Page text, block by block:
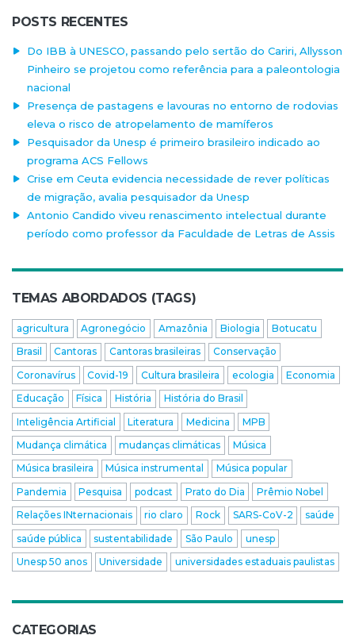
POSTS RECENTES
Do IBB à UNESCO, passando pelo sertão do Cariri, Allysson
Pinheiro se projetou como referência para a paleontologia
nacional
Presença de pastagens e lavouras no entorno de rodovias
eleva o risco de atropelamento de mamíferos
Pesquisador da Unesp é primeiro brasileiro indicado ao
programa ACS Fellows
Crise em Ceuta evidencia necessidade de rever políticas
de migração, avalia pesquisador da Unesp
Antonio Candido viveu renascimento intelectual durante
período como professor da Faculdade de Letras de Assis
TEMAS ABORDADOS (TAGS)
agricultura Agronegócio Amazônia Biologia
Botucatu
Brasil
Cantoras Cantoras brasileiras
Conservação
Coronavírus
Covid-19 Cultura brasileira ecologia
Economia
Educação
Física História
História do Brasil
Inteligência Artificial
Literatura Medicina
MPB
Mudança climática
mudanças climáticas
Música
Música brasileira
Música instrumental
Música popular
Pandemia
Pesquisa podcast Prato do Dia
Prêmio Nobel
Relações INternacionais
rio claro Rock SARS-CoV-2
saúde
saúde pública
sustentabilidade São Paulo
unesp
Unesp 50 anos
Universidade universidades estaduais paulistas
CATEGORIAS